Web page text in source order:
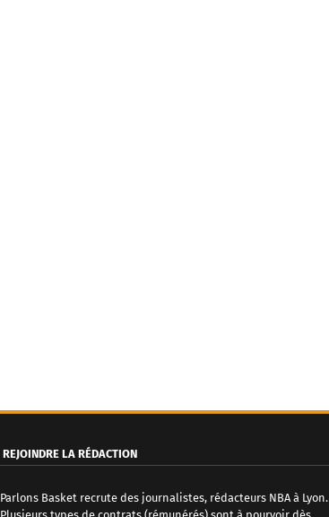
REJOINDRE LA RÉDACTION
Parlons Basket recrute des journalistes, rédacteurs NBA à Lyon.